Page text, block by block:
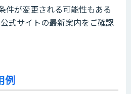
件が変更される可能性もある
式サイトの最新案内をご確認
例